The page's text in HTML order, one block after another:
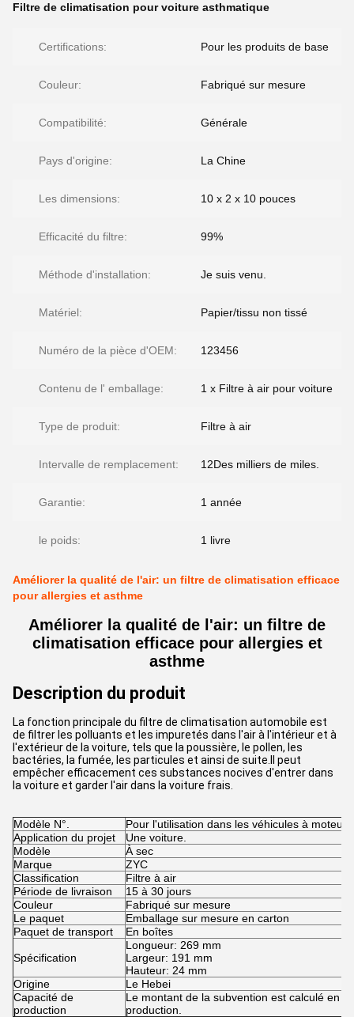
Filtre de climatisation pour voiture asthmatique
Certifications: Pour les produits de base
Couleur: Fabriqué sur mesure
Compatibilité: Générale
Pays d'origine: La Chine
Les dimensions: 10 x 2 x 10 pouces
Efficacité du filtre: 99%
Méthode d'installation: Je suis venu.
Matériel: Papier/tissu non tissé
Numéro de la pièce d'OEM: 123456
Contenu de l' emballage: 1 x Filtre à air pour voiture
Type de produit: Filtre à air
Intervalle de remplacement: 12Des milliers de miles.
Garantie: 1 année
le poids: 1 livre
Améliorer la qualité de l'air: un filtre de climatisation efficace
pour allergies et asthme
Améliorer la qualité de l'air: un filtre de
climatisation efficace pour allergies et
asthme
Description du produit
La fonction principale du filtre de climatisation automobile est
de filtrer les polluants et les impuretés dans l'air à l'intérieur et à
l'extérieur de la voiture, tels que la poussière, le pollen, les
bactéries, la fumée, les particules et ainsi de suite.Il peut
empêcher efficacement ces substances nocives d'entrer dans
la voiture et garder l'air dans la voiture frais.
Modèle N°.
Pour l'utilisation dans les véhicules à moteur
Application du projet
Une voiture.
Modèle
À sec
Marque
ZYC
Classification
Filtre à air
Période de livraison
15 à 30 jours
Couleur
Fabriqué sur mesure
Le paquet
Emballage sur mesure en carton
Paquet de transport
En boîtes
Spécification
Longueur: 269 mm
Largeur: 191 mm
Hauteur: 24 mm
Origine
Le Hebei
Capacité de
production
Le montant de la subvention est calculé en
production.